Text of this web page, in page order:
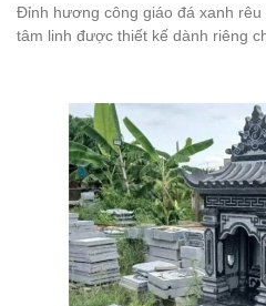
Đỉnh hương công giáo đá xanh
tâm linh được thiết kế dành riêng